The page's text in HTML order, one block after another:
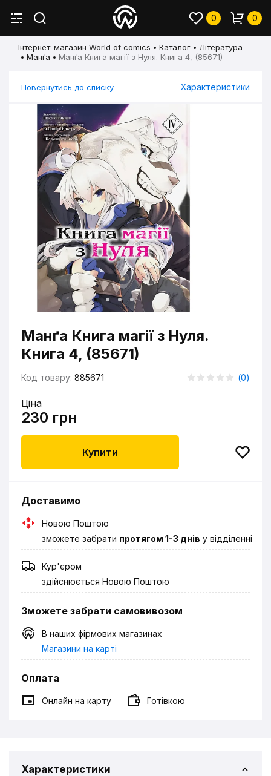
0 0
Інтернет-магазин World of comics Каталог
Література
Манґа
Манґа Книга магії з Нуля. Книга 4, (85671)
Повернутись до списку Характеристики
Манґа Книга магії з Нуля.
Книга 4, (85671)
Код товару: 885671 (0)
Ціна
230 грн
Купити
Доставимо
Новою Поштою
зможете забрати протягом 1-3 днів у відділенні
Кур'єром
здійснюється Новою Поштою
Зможете забрати самовивозом
В наших фірмових магазинах
Магазини на карті
Оплата
Онлайн на карту Готівкою
Характеристики